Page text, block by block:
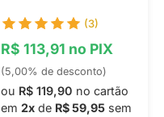
(3)
R$ 113,91 no PIX
(5,00% de desconto)
ou R$ 119,90 no cartão
em 2x de R$ 59,95 sem